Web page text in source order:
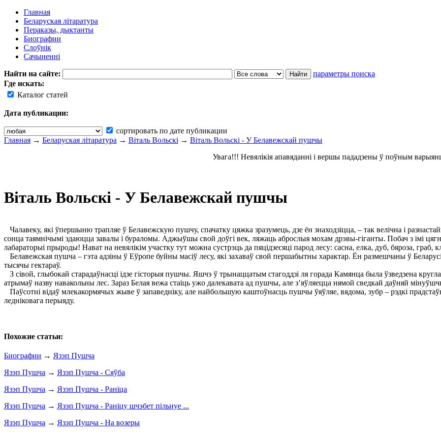
Главная
Беларуская літаратура
Пераказы, дыктанты
Биографии
Слоўнік
Сачыненні
Найти на сайте:
параметры поиска
Где искать:
Каталог статей
Дата публикации:
сортировать по дате публикации
Главная → Беларуская літаратура → Віталь Вольскі → Віталь Вольскі - У Белавежскай пушчы
Увага!!! Невялікія апавяданні і вершы пададзены ў поўным
Віталь Вольскі - У Белавежскай пушчы
Чалавеку, які ўпершыню трапляе ў Белавежскую пушчу, спачатку цяжка зразумець, дзе ён знаходзіцца, – так велічна і
сонца таямнічымі здаюцца завалы і бураломы. Аджыўшы свой доўгі век, ляжаць аброслыя мохам дрэвы-гіганты. Побач з імі
лабараторыі прыроды! Нават на невялікім участку тут можна сустрэць да пяцідзесяці парод лесу: сасна, елка, дуб, бяроза,
Белавежская пушча – гэта адзіны ў Еўропе буйны масіў лесу, які захаваў свой першабытны характар. Ён размешчаны ў
тысячы гектараў.
З сівой, глыбокай старадаўнасці ідзе гісторыя пушчы. Яшчэ ў трынаццатым стагоддзі ля горада Камянца была ўзведзена
атрымаў назву навакольны лес. Зараз Белая вежа стаіць ужо далекавата ад пушчы, але з’яўляецца нямой сведкай даўняй
Паўсотні відаў млекакормячых жыве ў запаведніку, але найбольшую каштоўнасць пушчы ўяўляе, вядома, зубр – рэдкі
ледніковага перыяду.
Похожие статьи:
Биографии → Язэп Пушча
Язэп Пушча → Язэп Пушча - Сяўба
Язэп Пушча → Язэп Пушча - Раніца
Язэп Пушча → Язэп Пушча - Раніцу шчэбет пільнуе ...
Язэп Пушча → Язэп Пушча - На возеры